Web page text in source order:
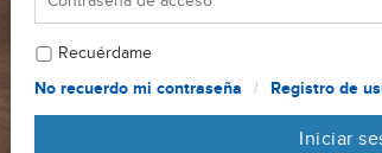
Recuérdame
No recuerdo mi contraseña | Registro de
Iniciar